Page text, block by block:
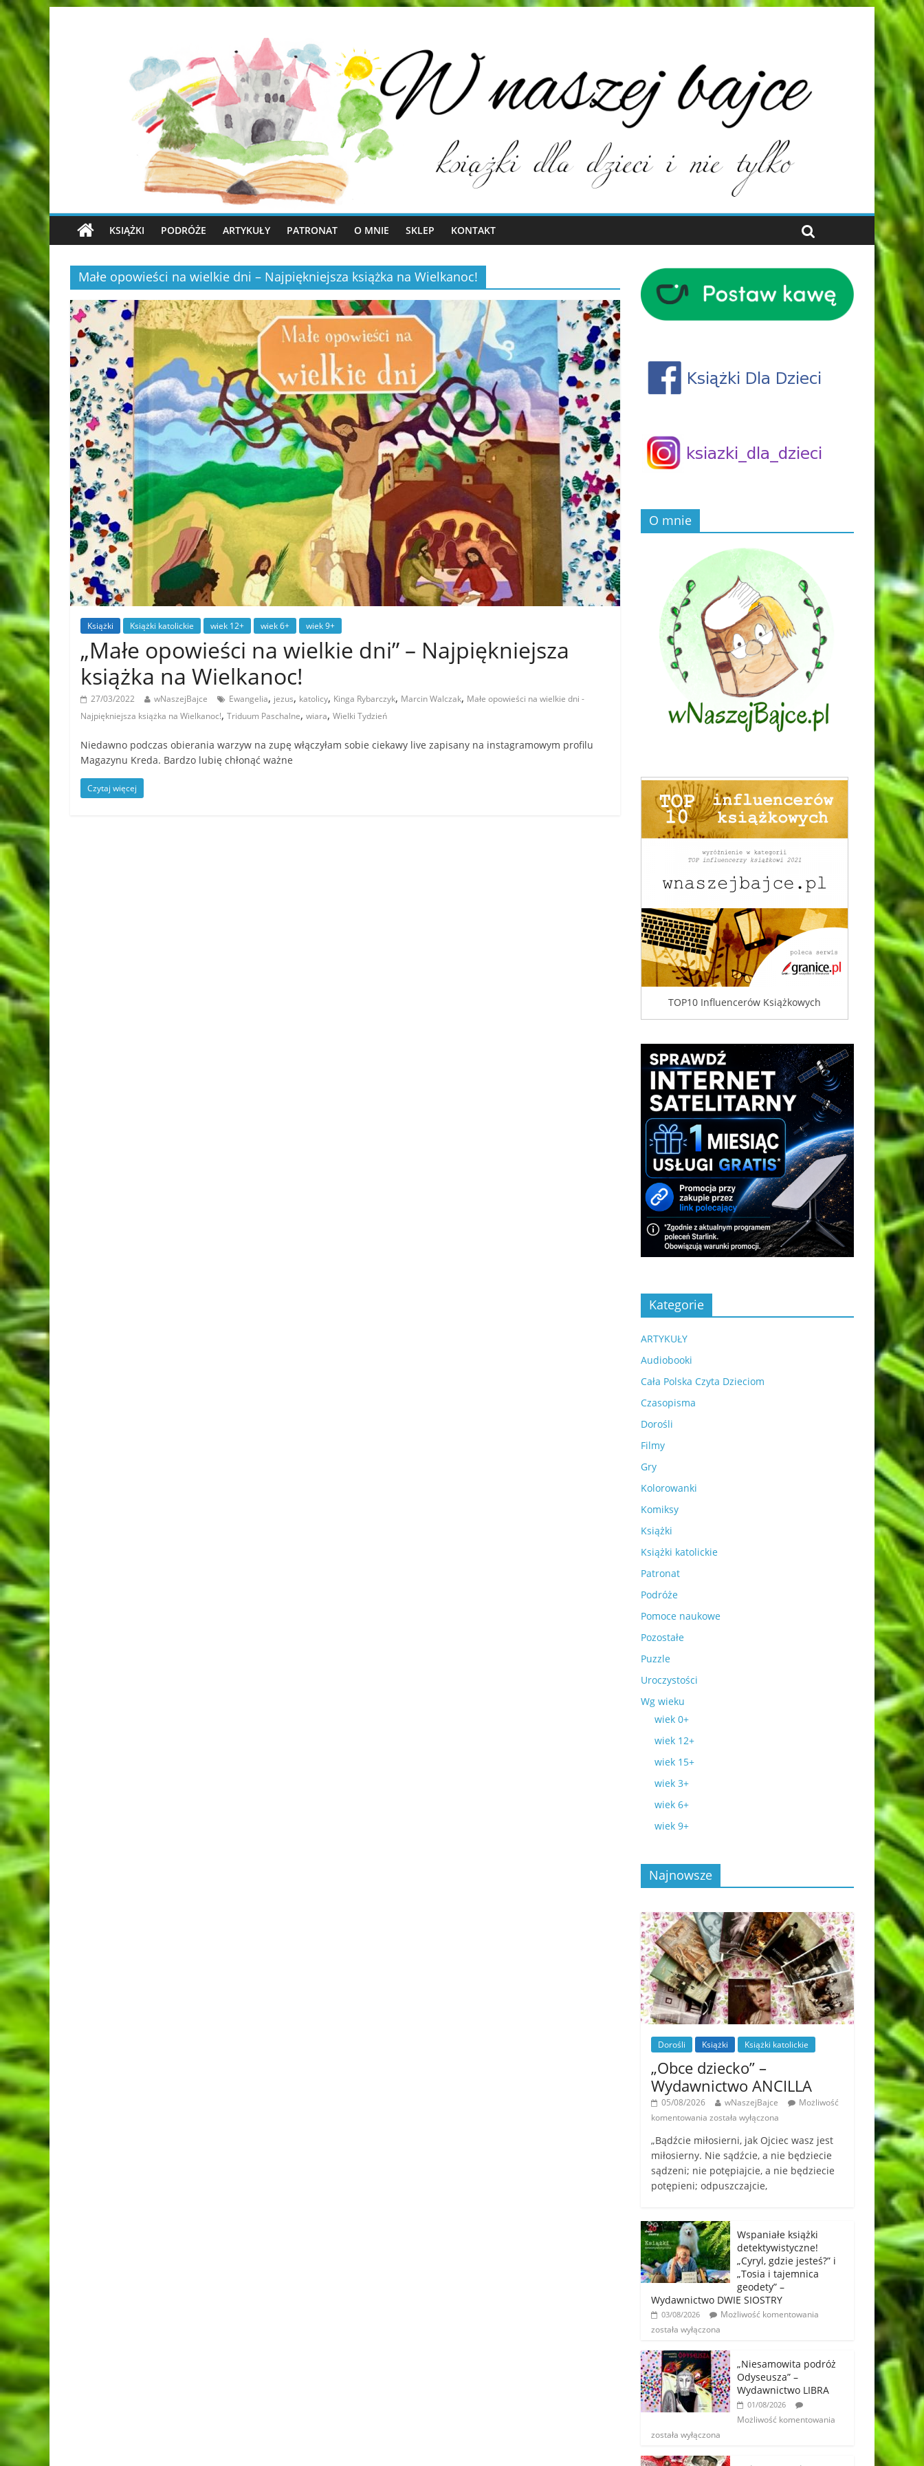
KSIĄŻKI PODRÓŻE ARTYKUŁY PATRONAT O MNIE SKLEP KONTAKT
Małe opowieści na wielkie dni – Najpiękniejsza książka na Wielkanoc!
Książki Książki katolickie wiek 12+ wiek 6+ wiek 9+
„Małe opowieści na wielkie dni” – Najpiękniejsza
książka na Wielkanoc!
27/03/2022 wNaszejBajce Ewangelia, jezus, katolicy, Kinga Rybarczyk, Marcin Walczak, Małe opowieści na wielkie dni -
Najpiękniejsza książka na Wielkanoc!, Triduum Paschalne, wiara, Wielki Tydzień
Niedawno podczas obierania warzyw na zupę włączyłam sobie ciekawy live zapisany na instagramowym profilu
Magazynu Kreda. Bardzo lubię chłonąć ważne
Czytaj więcej
O mnie
TOP10 Influencerów Książkowych
Kategorie
ARTYKUŁY
Audiobooki
Cała Polska Czyta Dzieciom
Czasopisma
Dorośli
Filmy
Gry
Kolorowanki
Komiksy
Książki
Książki katolickie
Patronat
Podróże
Pomoce naukowe
Pozostałe
Puzzle
Uroczystości
Wg wieku
wiek 0+
wiek 12+
wiek 15+
wiek 3+
wiek 6+
wiek 9+
Najnowsze
Dorośli Książki Książki katolickie
„Obce dziecko” –
Wydawnictwo ANCILLA
05/08/2026 wNaszejBajce
Możliwość
komentowania została wyłączona
„Bądźcie miłosierni, jak Ojciec wasz jest
miłosierny. Nie sądźcie, a nie będziecie
sądzeni; nie potępiajcie, a nie będziecie
potępieni; odpuszczajcie,
Wspaniałe książki
detektywistyczne!
„Cyryl, gdzie jesteś?” i
„Tosia i tajemnica
geodety” –
Wydawnictwo DWIE SIOSTRY
03/08/2026
Możliwość komentowania
została wyłączona
„Niesamowita podróż
Odyseusza” –
Wydawnictwo LIBRA
01/08/2026
Możliwość komentowania
została wyłączona